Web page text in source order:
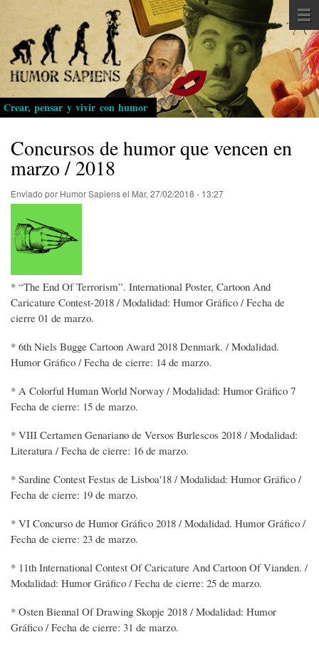
Pasar
al
contenido
principal
Crear, pensar y vivir con humor
Concursos de humor que vencen en
marzo / 2018
Enviado por Humor Sapiensel Mar, 27/02/2018 - 13:27
* “The End Of Terrorism”. International Poster, Cartoon And
Caricature Contest-2018 / Modalidad: Humor Gráfico / Fecha de
cierre 01 de marzo.
* 6th Niels Bugge Cartoon Award 2018 Denmark. / Modalidad.
Humor Gráfico / Fecha de cierre: 14 de marzo.
* A Colorful Human World Norway / Modalidad: Humor Gráfico 7
Fecha de cierre: 15 de marzo.
* VIII Certamen Genariano de Versos Burlescos 2018 / Modalidad:
Literatura / Fecha de cierre: 16 de marzo.
* Sardine Contest Festas de Lisboa'18 / Modalidad: Humor Gráfico /
Fecha de cierre: 19 de marzo.
* VI Concurso de Humor Gráfico 2018 / Modalidad. Humor Gráfico /
Fecha de cierre: 23 de marzo.
* 11th International Contest Of Caricature And Cartoon Of Vianden. /
Modalidad: Humor Gráfico / Fecha de cierre: 25 de marzo.
* Osten Biennal Of Drawing Skopje 2018 / Modalidad: Humor
Gráfico / Fecha de cierre: 31 de marzo.